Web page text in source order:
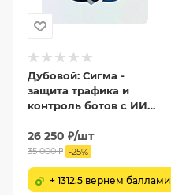
Дубовой: Сигма -
защита трафика и
контроль ботов с ИИ
26 250 ₽/шт
35 000₽ -25%
+ 1312.5 вернем баллами